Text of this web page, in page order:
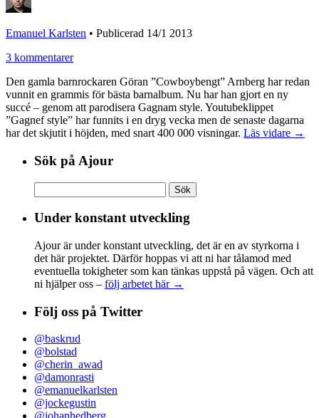
Emanuel Karlsten • Publicerad 14/1 2013
3 kommentarer
Den gamla barnrockaren Göran ”Cowboybengt” Arnberg har redan
vunnit en grammis för bästa barnalbum. Nu har han gjort en ny
succé – genom att parodisera Gagnam style. Youtubeklippet
”Gagnef style” har funnits i en dryg vecka men de senaste dagarna
har det skjutit i höjden, med snart 400 000 visningar. Läs vidare →
Sök på Ajour
efter:
Under konstant utveckling
Ajour är under konstant utveckling, det är en av styrkorna i
det här projektet. Därför hoppas vi att ni har tålamod med
eventuella tokigheter som kan tänkas uppstå på vägen. Och att
ni hjälper oss – följ arbetet här →
Följ oss på Twitter
@baskrud
@bolstad
@cherin_awad
@damonrasti
@emanuelkarlsten
@jockegustin